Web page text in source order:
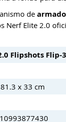
de
Nerf Elite 2.0
Flipshots Flip-
x 33 cm